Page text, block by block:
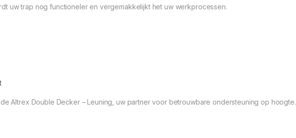
uw trap nog functioneler en vergemakkelijkt het uw werkprocessen.
Altrex Double Decker – Leuning, uw partner voor betrouwbare ondersteuning op hoogte.